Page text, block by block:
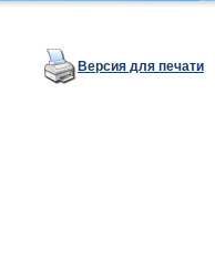
Версия для печати